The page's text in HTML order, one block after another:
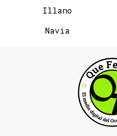
Illano
Navia